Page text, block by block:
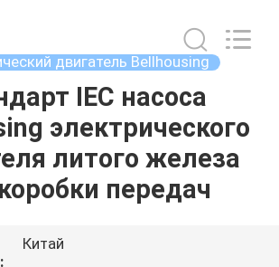
двигатель Bellhousing
IEC насоса
электрического
литого железа
передач
Китай